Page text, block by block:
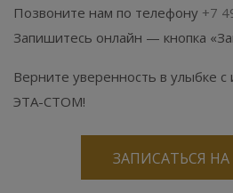
Позвоните нам по телефону +7
Запишитесь онлайн — кнопка
Верните уверенность в улыбке
ЭТА-СТОМ!
ЗАПИСАТЬСЯ